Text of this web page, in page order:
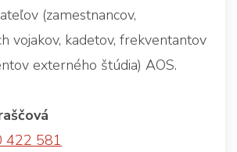
(zamestnancov,
vojakov, kadetov, frekventantov
externého štúdia) AOS.
422 581